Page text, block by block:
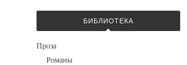
БИБЛИОТЕКА
Проза
Романы